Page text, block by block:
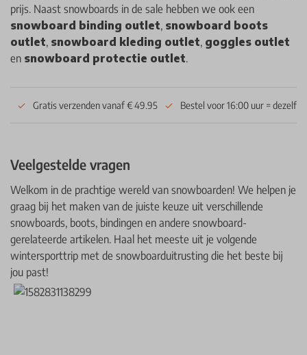
Gratis verzenden vanaf € 49.95 Bestel voor 16:00 uur =
Veelgestelde vragen
Welkom in de prachtige wereld van snowboarden! We helpen je
graag bij het maken van de juiste keuze uit verschillende
snowboards, boots, bindingen en andere snowboard-
gerelateerde artikelen. Haal het meeste uit je volgende
wintersporttrip met de snowboarduitrusting die het beste bij
jou past!
prijs. Naast snowboards in de sale hebben we ook een
snowboard binding outlet, snowboard boots
outlet, snowboard kleding outlet, goggles outlet
en snowboard protectie outlet.